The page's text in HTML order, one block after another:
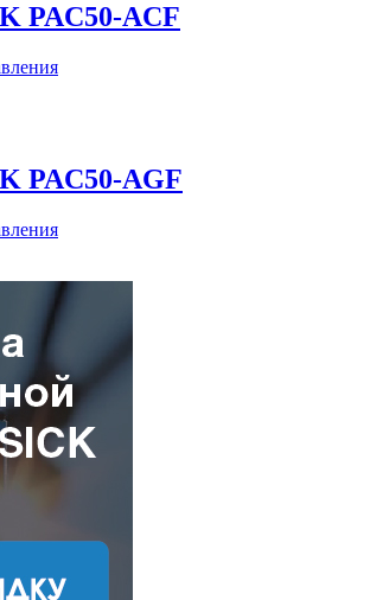
PAC50-ACF
PAC50-AGF